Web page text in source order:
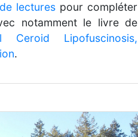
lectures pour compléter
notamment le livre de
Ceroid Lipofuscinosis,
.